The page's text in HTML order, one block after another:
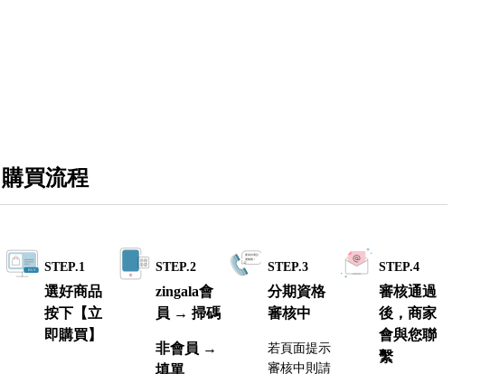
購買流程
STEP.1
選好商品
按下【立
即購買】
STEP.2
zingala會
員 → 掃碼
非會員 →
填單
STEP.3
分期資格
審核中
若頁面提示
審核中則請
STEP.4
審核通過
後，商家
會與您聯
繫